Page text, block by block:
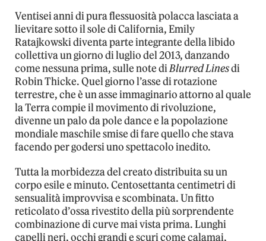
Ventisei anni di pura flessuosità polacca lasciata a
lievitare sotto il sole di California, Emily
Ratajkowski diventa parte integrante della libido
collettiva un giorno di luglio del 2013, danzando
come nessuna prima, sulle note diBlurred Linesdi
Robin Thicke. Quel giorno l’asse di rotazione
terrestre, che è un asse immaginario attorno al quale
la Terra compie il movimento di rivoluzione,
divenne un palo da pole dance e la popolazione
mondiale maschile smise di fare quello che stava
facendo per godersi uno spettacolo inedito.
Tutta la morbidezza del creato distribuita su un
corpo esile e minuto. Centosettanta centimetri di
sensualità improvvisa e scombinata. Un fitto
reticolato d’ossa rivestito della più sorprendente
combinazione di curve mai vista prima. Lunghi
capelli neri, occhi grandi e scuri come calamai,